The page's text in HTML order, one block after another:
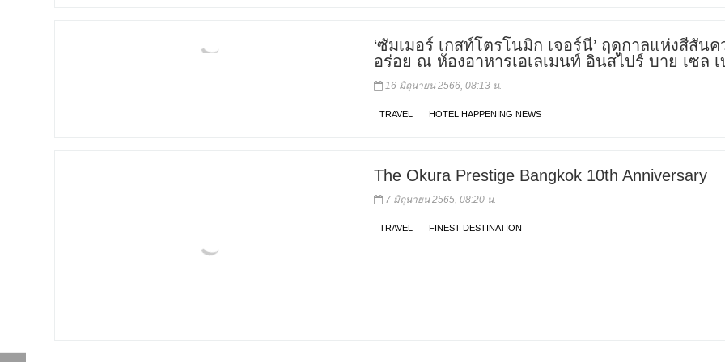
‘ซัมเมอร์ เกสท์โตรโนมิก เจอร์นี’ ฤดูกาลแห่งสีสันค
อร่อย ณ ห้องอาหารเอเลเมนท์ อินสไปร์ บาย เซล เ
16 มิถุนายน 2566, 08:13 น.
TRAVEL HOTEL HAPPENING NEWS
The Okura Prestige Bangkok 10th Anniversary
7 มิถุนายน 2565, 08:20 น.
TRAVEL FINEST DESTINATION